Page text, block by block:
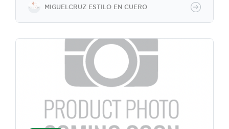
talabartería tradicional costarricense.
MIGUELCRUZ ESTILO EN CUERO